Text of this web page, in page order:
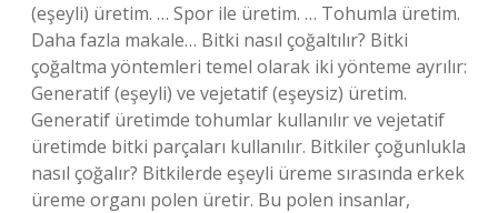
(eşeyli) üretim. … Spor ile üretim. … Tohumla üretim.
Daha fazla makale… Bitki nasıl çoğaltılır? Bitki
çoğaltma yöntemleri temel olarak iki yönteme ayrılır:
Generatif (eşeyli) ve vejetatif (eşeysiz) üretim.
Generatif üretimde tohumlar kullanılır ve vejetatif
üretimde bitki parçaları kullanılır. Bitkiler çoğunlukla
nasıl çoğalır? Bitkilerde eşeyli üreme sırasında erkek
üreme organı polen üretir. Bu polen insanlar,